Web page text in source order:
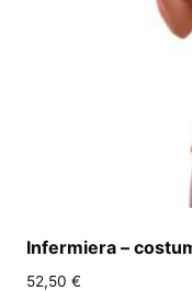
Infermiera –
52,50 €